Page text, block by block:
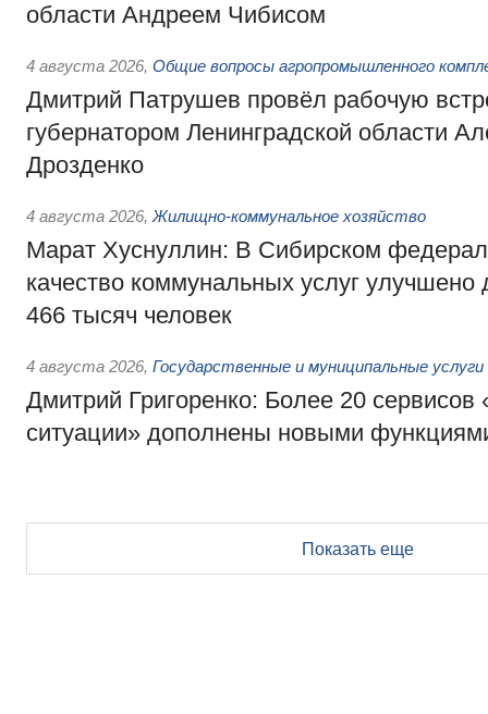
области Андреем Чибисом
4 августа 2026, Общие вопросы агропромышленного
Дмитрий Патрушев провёл рабочую
губернатором Ленинградской области
Дрозденко
4 августа 2026, Жилищно-коммунальное хозяйство
Марат Хуснуллин: В Сибирском
качество коммунальных услуг
466 тысяч человек
4 августа 2026, Государственные и муниципальные услуги
Дмитрий Григоренко: Более 20 сервисов
ситуации» дополнены новыми
Показать еще